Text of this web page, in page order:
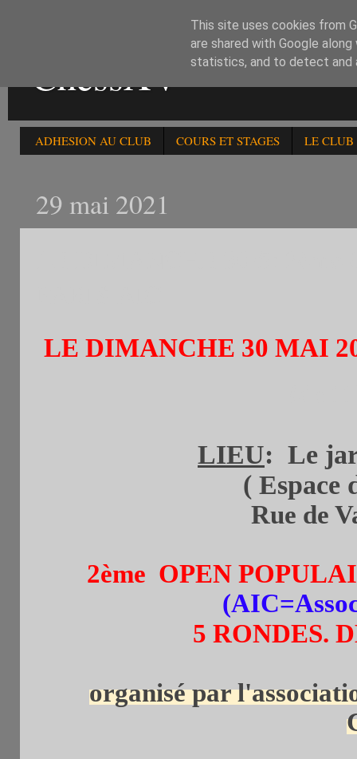
ChessXV
ADHESION AU CLUB COURS ET STAGES LE CLUB
29 mai 2021
LE DIMANCHE 30 MAI
LIEU: Le
( Espace
Rue de
2ème OPEN
5 RONDES.
organisé par
This site uses cookies from
are shared with Google
statistics, and to detect and